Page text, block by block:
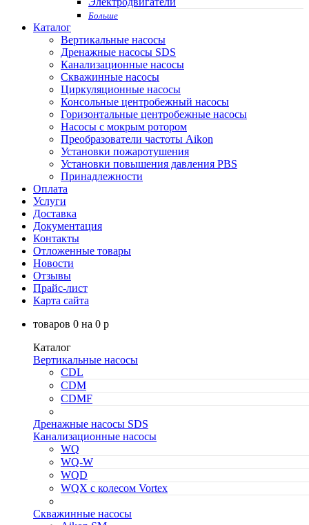
Больше
Каталог
Вертикальные насосы
Дренажные насосы SDS
Канализационные насосы
Скважинные насосы
Циркуляционные насосы
Консольные центробежный насосы
Горизонтальные центробежные насосы
Насосы с мокрым ротором
Преобразователи частоты Aikon
Установки пожаротушения
Установки повышения давления PBS
Принадлежности
Оплата
Услуги
Доставка
Документация
Контакты
Отложенные товары
Новости
Отзывы
Прайс-лист
Карта сайта
товаров 0 на 0 p
Каталог
Вертикальные насосы
CDL
CDM
CDMF
Дренажные насосы SDS
Канализационные насосы
WQ
WQ-W
WQD
WQX с колесом Vortex
Скважинные насосы